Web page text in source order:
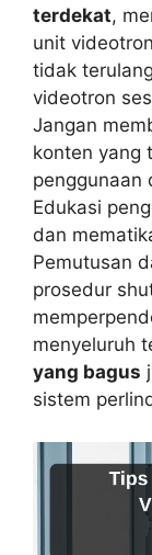
terdekat,
unit
tidak
videotron
Jangan
konten yang
penggunaan
Edukasi
dan
Pemutusan
prosedur
menyeluruh
yang bagus
sistem